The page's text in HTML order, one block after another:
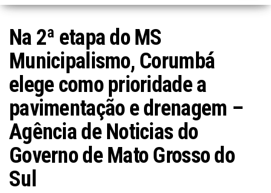
Na 2ª etapa do MS
Municipalismo, Corumbá
elege como prioridade a
pavimentação e drenagem –
Agência de Noticias do
Governo de Mato Grosso do
Sul